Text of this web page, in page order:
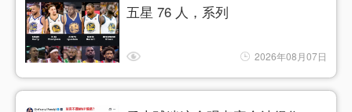
五星 76 人，系列
2026年08月07日